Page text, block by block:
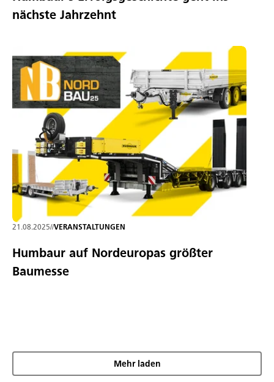
nächste Jahrzehnt
21.08.2025//VERANSTALTUNGEN
Humbaur auf Nordeuropas größter
Baumesse
Mehr laden